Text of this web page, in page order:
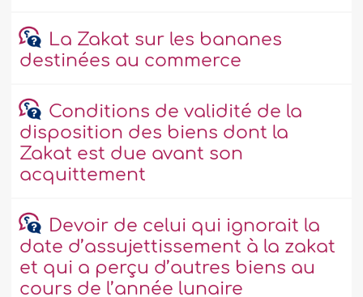
La Zakat sur les bananes
destinées au commerce
Conditions de validité de la
disposition des biens dont la
Zakat est due avant son
acquittement
Devoir de celui qui ignorait la
date d’assujettissement à la zakat
et qui a perçu d’autres biens au
cours de l’année lunaire